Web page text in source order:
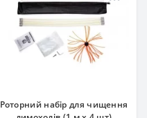
Роторний набір для чищення